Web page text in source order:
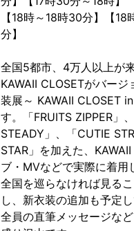
【18時～18時30分】【
分】
全国5都市、4万⼈以上が
KAWAII CLOSETがバー
装展～ KAWAII CLOSET
す。「FRUITS ZIPPER」
STEADY」、「CUTIE
STAR」を加えた、
ブ・MVなどで実際に着⽤
全国を巡らなければ見る
し、新⾐装の追加も予定
全員の直筆メッセージな